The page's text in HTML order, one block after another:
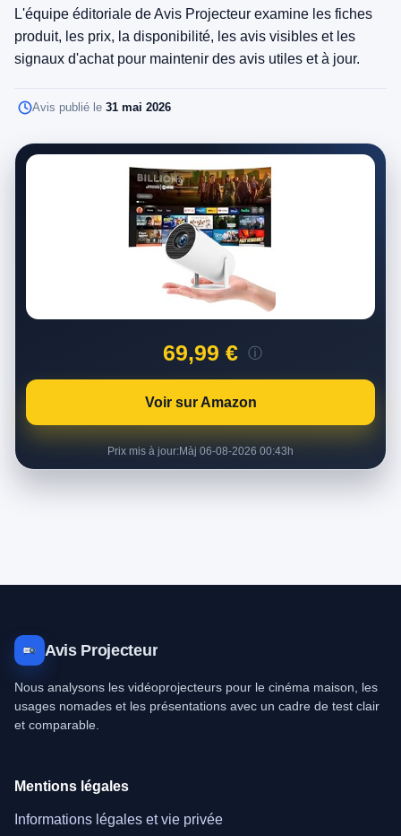
L'équipe éditoriale de Avis Projecteur examine les fiches
produit, les prix, la disponibilité, les avis visibles et les
signaux d'achat pour maintenir des avis utiles et à jour.
Avis publié le 31 mai 2026
69,99 € ⓘ
Voir sur Amazon
Prix mis à jour:Màj 06-08-2026 00:43h
Avis Projecteur
Nous analysons les vidéoprojecteurs pour le cinéma maison, les
usages nomades et les présentations avec un cadre de test clair
et comparable.
Mentions légales
Informations légales et vie privée